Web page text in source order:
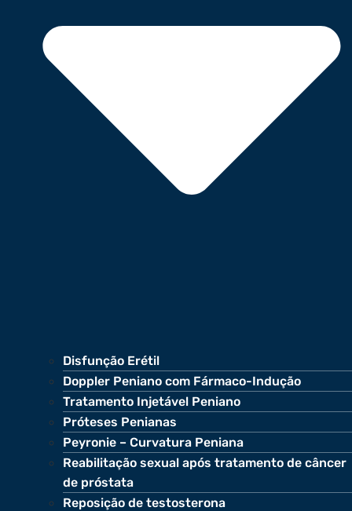
Disfunção Erétil
Doppler Peniano com Fármaco-Indução
Tratamento Injetável Peniano
Próteses Penianas
Peyronie – Curvatura Peniana
Reabilitação sexual após tratamento de câncer
de próstata
Reposição de testosterona